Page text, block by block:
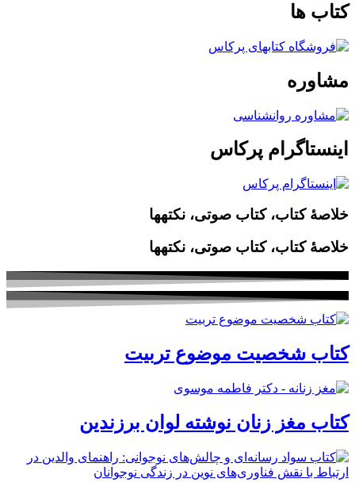
کتاب ها
مشاوره
اینستاگرام پرکاس
خلاصۀ کتاب، کتاب صوتی، نکته‎ها
خلاصۀ کتاب، کتاب صوتی، نکته‎ها
کتاب شخصیت موضوع تربیت
کتاب مغز زنان نوشته لوان برزندین